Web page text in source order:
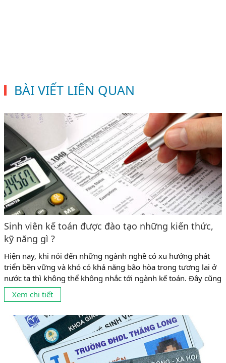
BÀI VIẾT LIÊN QUAN
Sinh viên kế toán được đào tạo những kiến thức,
kỹ năng gì ?
Hiện nay, khi nói đến những ngành nghề có xu hướng phát
triển bền vững và khó có khả năng bão hòa trong tương lai ở
nước ta thì không thể không nhắc tới ngành kế toán. Đây cũng
là ngành có tỉ lệ sinh viên theo học khá đông ở mọi cấp học từ
trung cấp, cao đẳng đến...
Xem chi tiết